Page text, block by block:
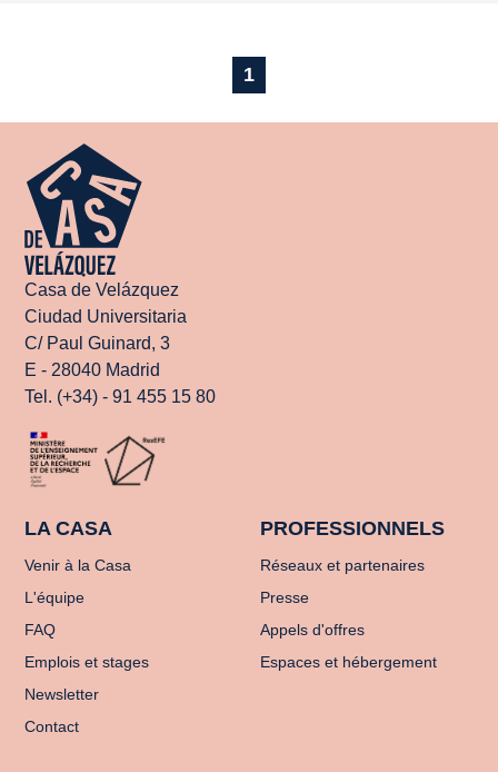
1
Casa de Velázquez
Ciudad Universitaria
C/ Paul Guinard, 3
E - 28040 Madrid
Tel. (+34) - 91 455 15 80
LA CASA
Venir à la Casa
L'équipe
FAQ
Emplois et stages
Newsletter
Contact
PROFESSIONNELS
Réseaux et partenaires
Presse
Appels d'offres
Espaces et hébergement